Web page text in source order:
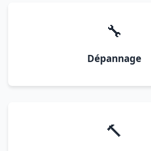
🔧
Dépannage
🔨